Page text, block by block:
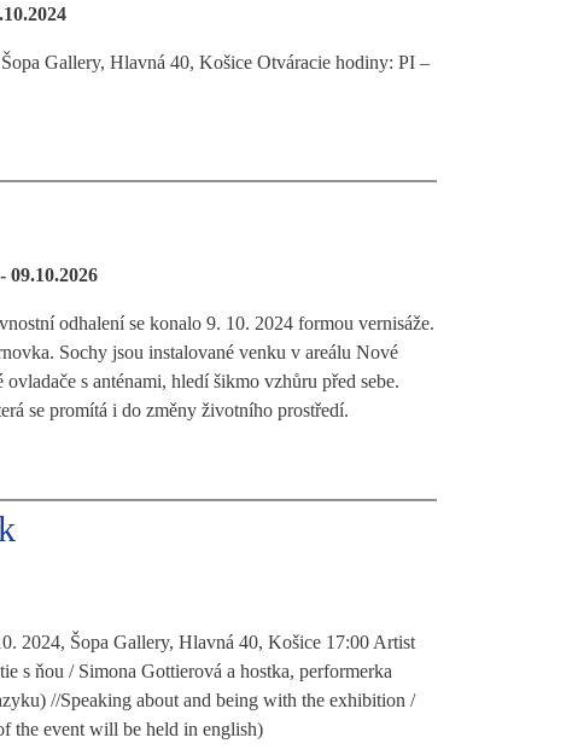
Gallery, Hlavná 40, Košice Otváracie hodiny: PI –
09.10.2026
odhalení se konalo 9. 10. 2024 formou vernisáže.
Sochy jsou instalované venku v areálu Nové
s anténami, hledí šikmo vzhůru před sebe.
se promítá i do změny životního prostředí.
2024, Šopa Gallery, Hlavná 40, Košice 17:00 Artist
s ňou / Simona Gottierová a hostka, performerka
//Speaking about and being with the exhibition /
the event will be held in english)